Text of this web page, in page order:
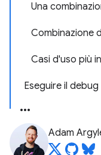
Una
Combinazione
Casi d'uso più
Eseguire il
Adam